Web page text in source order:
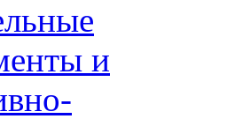
и